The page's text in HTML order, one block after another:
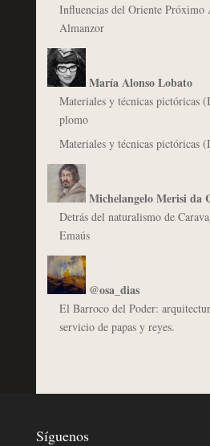
Influencias del Oriente Próximo
Almanzor
María Alonso Lobato
Materiales y técnicas pictóricas
plomo
Materiales y técnicas pictóricas
Michelangelo Merisi da
Detrás del naturalismo de
Emaús
@osa_dias
El Barroco del Poder:
servicio de papas y reyes.
Síguenos